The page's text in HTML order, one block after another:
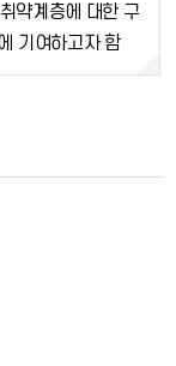
약계층에 대한 구
기여하고자 함